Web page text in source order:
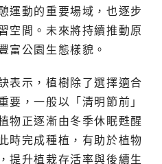
運動的重要場域，也逐步
空間。未來將持續推動原
富公園生態樣貌。
表示，植樹除了選擇適合
要，一般以「清明節前」
物正逐漸由冬季休眠甦醒
時完成種植，有助於植物
提升植栽存活率與後續生